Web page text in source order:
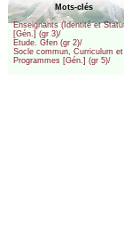
Mots-clés
Enseignants (Identité et
[Gén.] (gr 3)/
Etude. Gfen (gr 2)/
Socle commun, Curriculum et
Programmes [Gén.] (gr 5)/